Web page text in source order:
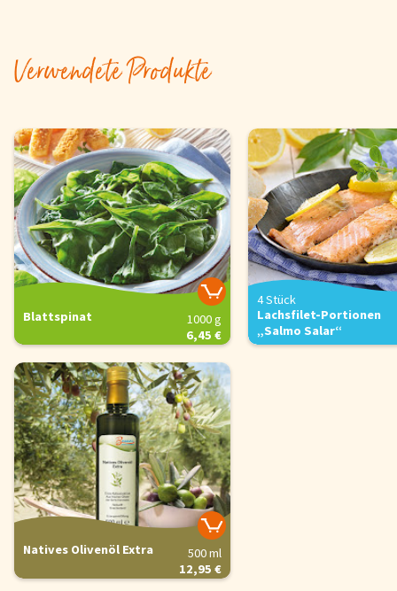
Verwendete Produkte
Blattspinat
1000 g
6,45 €
4 Stück
Lachsfilet-Portionen
„Salmo Salar“
Natives Olivenöl Extra
500 ml
12,95 €